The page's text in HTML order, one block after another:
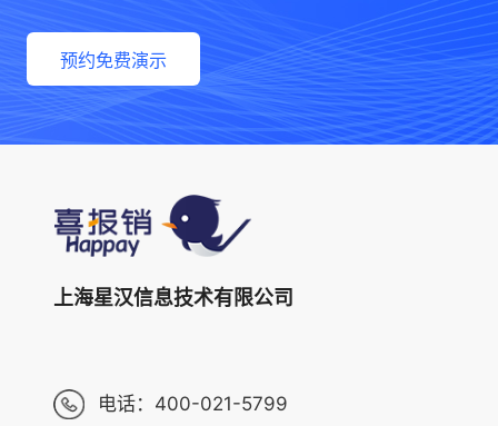
预约免费演示
上海星汉信息技术有限公司
电话： 400-021-5799